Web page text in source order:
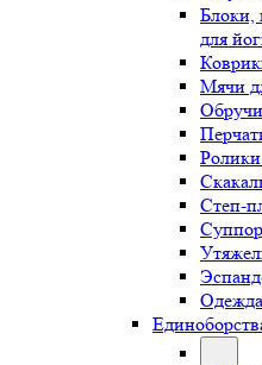
Блоки,
для
Мячи
Ролики
Степ-